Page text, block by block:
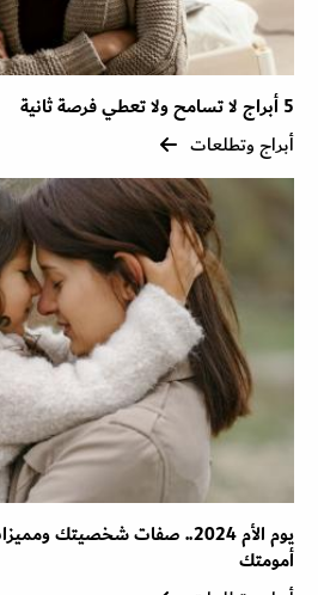
5 أبراج لا تسامح ولا تعطي فرصة ثانية
أبراج وتطلعات
يوم الأم 2024.. صفات شخصيتك
أمومتك